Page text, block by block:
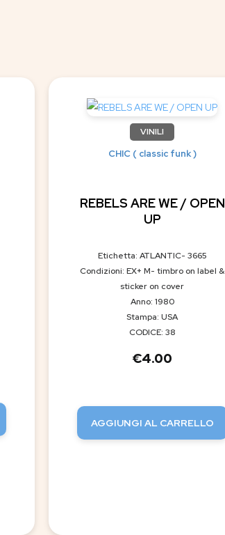
VINILI
CHIC ( classic funk )
REBELS ARE WE / OPEN
UP
Etichetta: ATLANTIC- 3665
Condizioni: EX+ M- timbro on label &
sticker on cover
Anno: 1980
Stampa: USA
CODICE: 38
€4.00
AGGIUNGI AL CARRELLO